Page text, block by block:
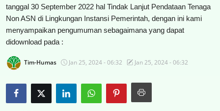
GAMES
PERIZINAN
Kontak
Bahasa Indonesia
tanggal 30 September 2022 hal Tindak Lanjut Pendataan Tenaga
Non ASN di Lingkungan Instansi Pemerintah, dengan ini kami
menyampaikan pengumuman sebagaimana yang dapat
didownload pada :
Tim-Humas Jan 25, 2024 - 06:32 Jan 25, 2024 - 06:32